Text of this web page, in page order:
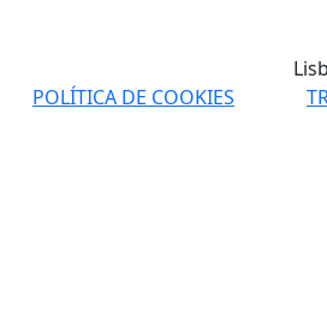
POLÍTICA DE COOKIES